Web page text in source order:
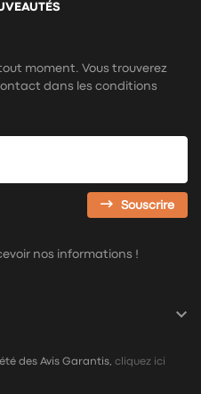
moment. Vous trouverez
dans les conditions
Souscrire
nos informations !

des Avis Garantis, cliquez ici